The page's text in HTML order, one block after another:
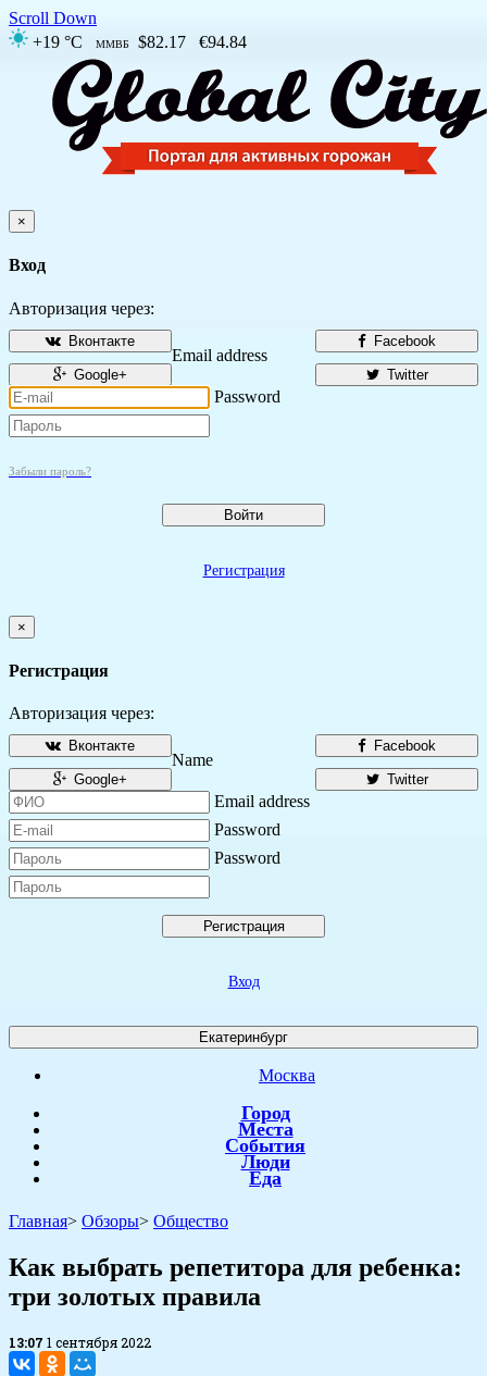
Scroll Down
+19 °C
ММВБ $82.17 €94.84
×
Вход
Авторизация через:
Facebook
Вконтакте
Twitter
Google+
Email address
Password
Забыли пароль?
Войти
Регистрация
×
Регистрация
Авторизация через:
Facebook
Вконтакте
Twitter
Google+
Name
Email address
Password
Password
Регистрация
Вход
Екатеринбург
Москва
Город
Места
События
Люди
Еда
Главная> Обзоры> Общество
Как выбрать репетитора для ребенка:
три золотых правила
13:07 1 сентября 2022